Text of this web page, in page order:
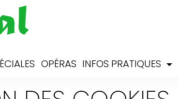
OPÉRAS INFOS PRATIQUES